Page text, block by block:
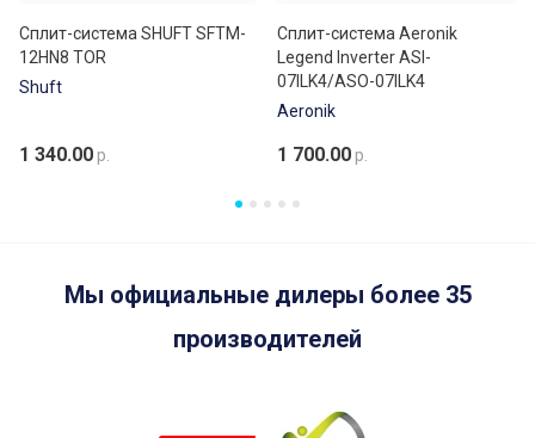
Сплит-система SHUFT SFTM-
12HN8 TOR
Shuft
1 340.00 р.
Сплит-система Aeronik
Legend Inverter ASI-
07ILK4/ASO-07ILK4
Aeronik
1 700.00 р.
Мы официальные дилеры более 35
производителей